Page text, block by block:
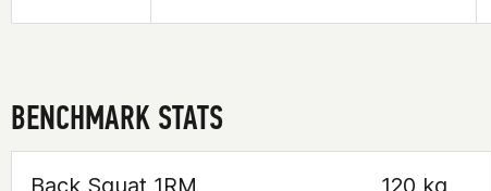
BENCHMARK STATS
Back Squat 1RM
120 kg